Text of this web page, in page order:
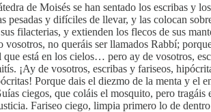
de Moisés se han sentado los escribas
pesadas y difíciles de llevar, y las colocan
filacterias, y extienden los flecos de sus
no queráis ser llamados Rabbí;
está en los cielos… pero ­ay de vosotros,
¡Ay de vosotros, escribas y fariseos,
Porque dais el diezmo de la menta y el
ciegos, que coláis el mosquito, pero
Fariseo ciego, limpia primero lo de